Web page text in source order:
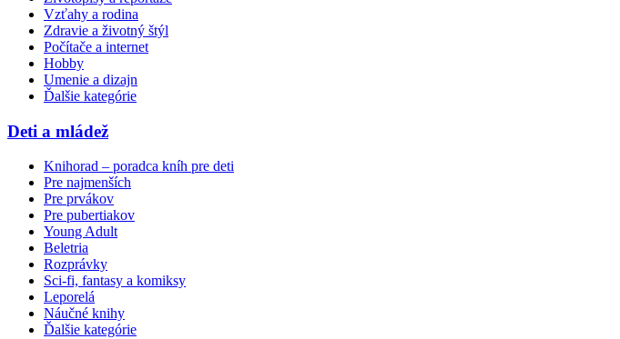
Vzťahy a rodina
Zdravie a životný štýl
Počítače a internet
Hobby
Umenie a dizajn
Ďalšie kategórie
Deti a mládež
Knihorad – poradca kníh pre deti
Pre najmenších
Pre prvákov
Pre pubertiakov
Young Adult
Beletria
Rozprávky
Sci-fi, fantasy a komiksy
Leporelá
Náučné knihy
Ďalšie kategórie